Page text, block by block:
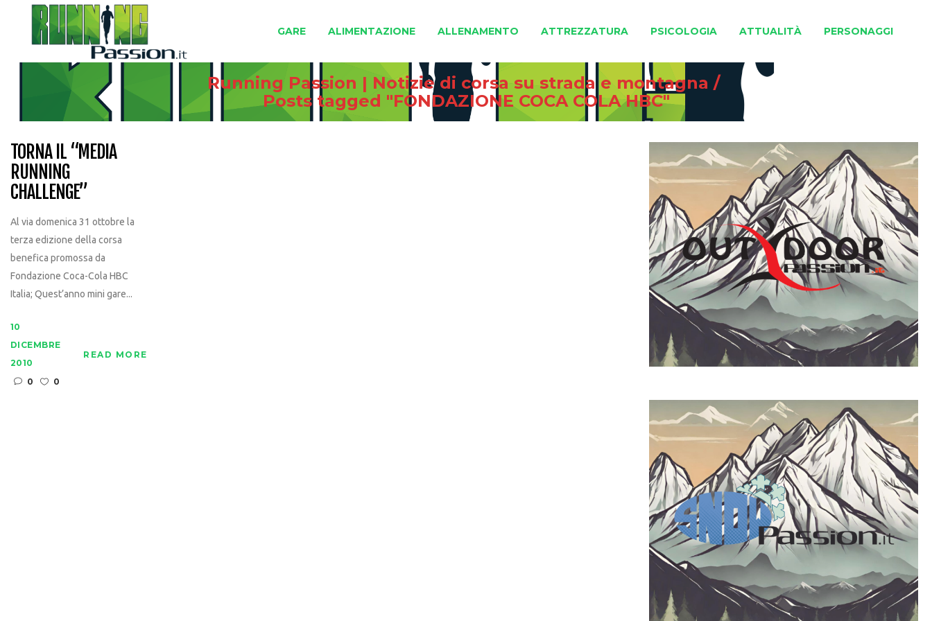
GARE ALIMENTAZIONE ALLENAMENTO ATTREZZATURA PSICOLOGIA ATTUALITÀ PERSONAGGI
Running Passion | Notizie di corsa su strada e montagna /
Posts tagged "FONDAZIONE COCA COLA HBC"
TORNA IL “MEDIA
RUNNING
CHALLENGE”
Al via domenica 31 ottobre la
terza edizione della corsa
benefica promossa da
Fondazione Coca-Cola HBC
Italia; Quest’anno mini gare...
10
DICEMBRE
2010
0
0
READ MORE